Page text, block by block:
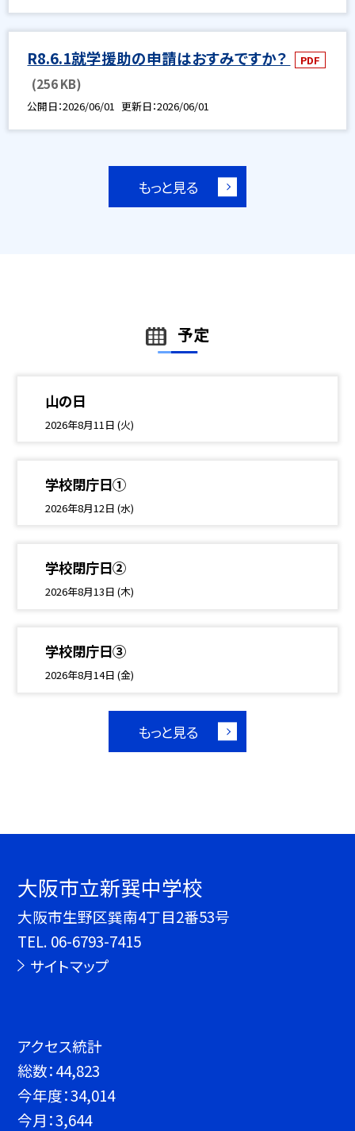
R8.6.1就学援助の申請はおすみですか？ PDF
(256 KB)
公開日 2026/06/01 更新日 2026/06/01
もっと見る
予定
山の日
2026年8月11日 (火)
学校閉庁日①
2026年8月12日 (水)
学校閉庁日②
2026年8月13日 (木)
学校閉庁日③
2026年8月14日 (金)
もっと見る
大阪市立新巽中学校
大阪市生野区巽南4丁目2番53号
TEL. 06-6793-7415
サイトマップ
アクセス統計
総数：44,823
今年度：34,014
今月：3,644